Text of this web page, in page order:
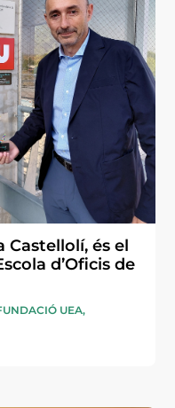
Castellolí, és el
d’Oficis de
UEA,